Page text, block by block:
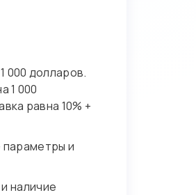
000 долларов.
1 000
равна 10% +
и
наличие